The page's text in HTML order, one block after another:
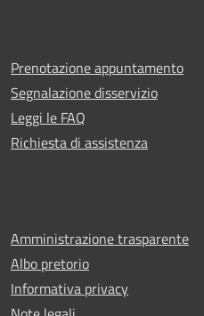
Prenotazione appuntamento
Segnalazione disservizio
Leggi le FAQ
Richiesta di assistenza
Amministrazione trasparente
Albo pretorio
Informativa privacy